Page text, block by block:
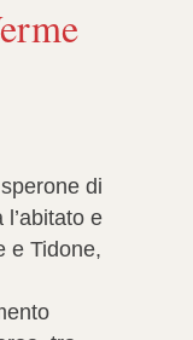
di
e
e Tidone,